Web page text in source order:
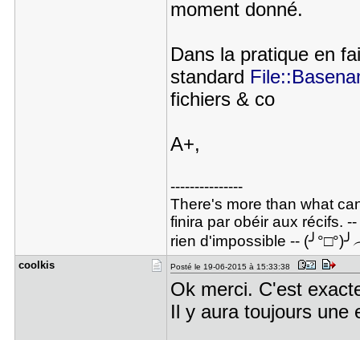
moment donné.
Dans la pratique en
standard
fichiers & co
A+,
---------------
There's more than what
finira par obéir aux récifs.
rien d'impossible --
coolkis Posté le 19-06-2015 à 15:33:38
Ok merci. C'est
Il y aura toujours une